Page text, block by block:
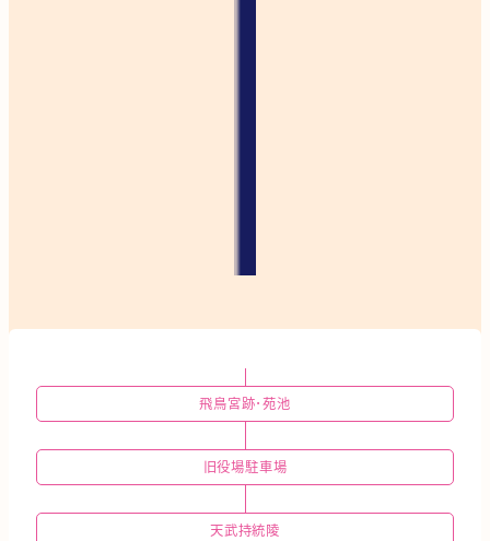
飛鳥宮跡･苑池
旧役場駐車場
天武持統陵